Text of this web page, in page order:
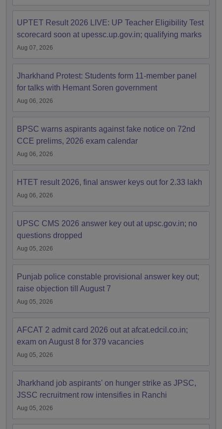
UPTET Result 2026 LIVE: UP Teacher Eligibility Test
scorecard soon at upessc.up.gov.in; qualifying marks
Aug 07, 2026
Jharkhand Protest: Students form 11-member panel
for talks with Hemant Soren government
Aug 06, 2026
BPSC warns aspirants against fake notice on 72nd
CCE prelims, 2026 exam calendar
Aug 06, 2026
HTET result 2026, final answer keys out for 2.33 lakh
Aug 06, 2026
UPSC CMS 2026 answer key out at upsc.gov.in; no
questions dropped
Aug 05, 2026
Punjab police constable provisional answer key out;
raise objection till August 7
Aug 05, 2026
AFCAT 2 admit card 2026 out at afcat.edcil.co.in;
exam on August 8 for 379 vacancies
Aug 05, 2026
Jharkhand job aspirants' on hunger strike as JPSC,
JSSC recruitment row intensifies in Ranchi
Aug 05, 2026